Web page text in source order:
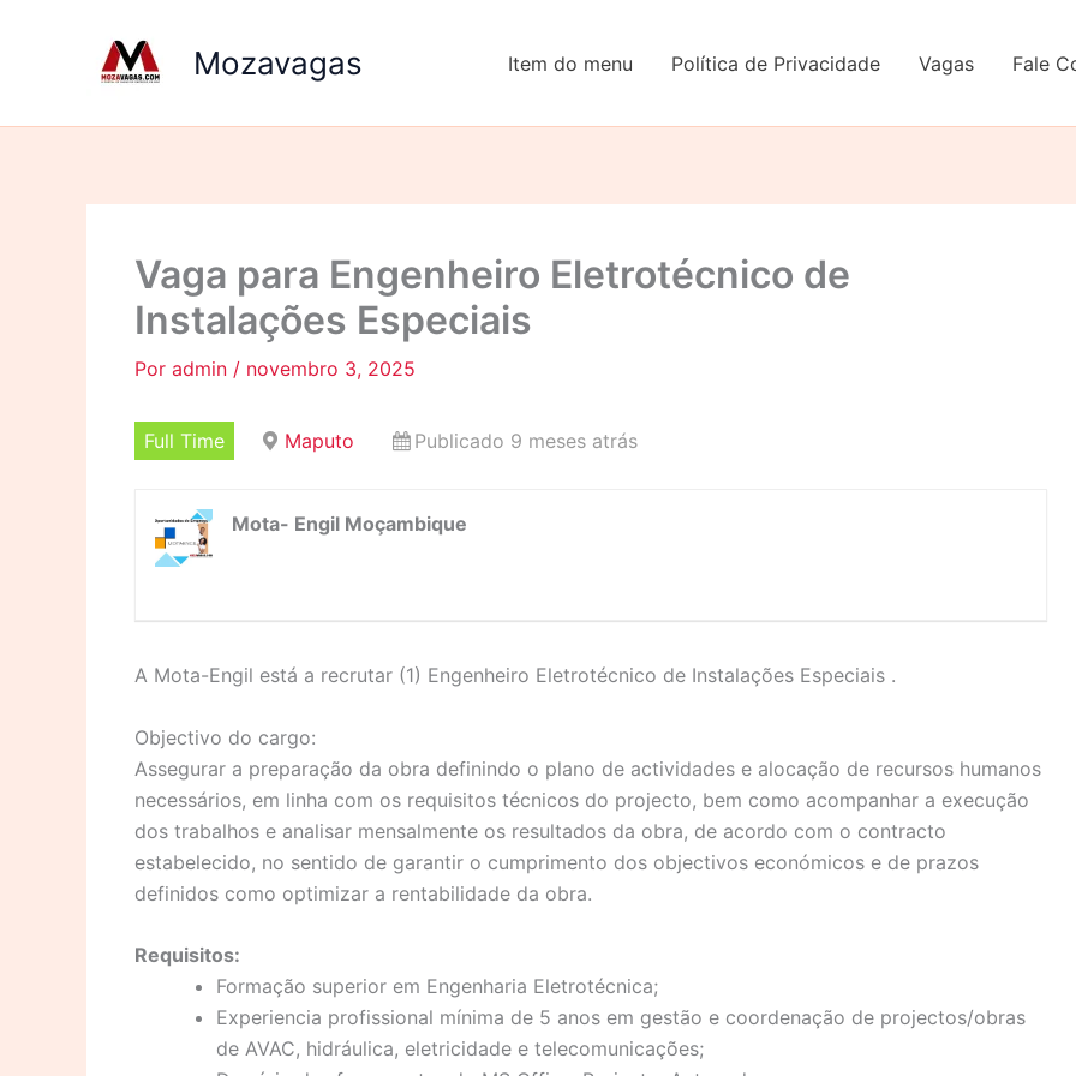
Mozavagas Item do menu Política de Privacidade Vagas Fale
Vaga para Engenheiro Eletrotécnico de
Instalações Especiais
Por admin / novembro 3, 2025
Full Time Maputo Publicado 9 meses atrás
Mota- Engil Moçambique
A Mota-Engil está a recrutar (1) Engenheiro Eletrotécnico de Instalações Especiais .
Objectivo do cargo:
Assegurar a preparação da obra definindo o plano de actividades e alocação de recursos humanos
necessários, em linha com os requisitos técnicos do projecto, bem como acompanhar a execução
dos trabalhos e analisar mensalmente os resultados da obra, de acordo com o contracto
estabelecido, no sentido de garantir o cumprimento dos objectivos económicos e de prazos
definidos como optimizar a rentabilidade da obra.
Requisitos:
Formação superior em Engenharia Eletrotécnica;
Experiencia profissional mínima de 5 anos em gestão e coordenação de projectos/obras
de AVAC, hidráulica, eletricidade e telecomunicações;